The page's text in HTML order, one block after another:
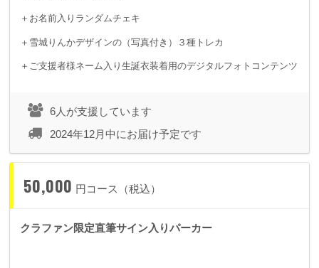
＋お名前入りランダムチェキ
＋雪城りんかデザインの（写真付き）３種トレカ
＋ご支援者様ネーム入り生誕衣装着用のデジタルフォトコンテンツ
6人が支援しています
2024年12月中にお届け予定です
50,000 円コース（税込）
クラファン限定直筆サイン入りパーカー